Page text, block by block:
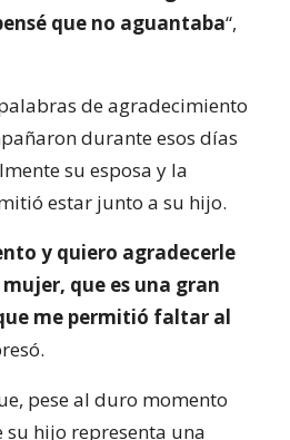
que no aguantaba“,
de agradecimiento
durante esos días
su esposa y la
estar junto a su hijo.
y quiero agradecerle
que es una gran
me permitió faltar al
pese al duro momento
hijo representa una